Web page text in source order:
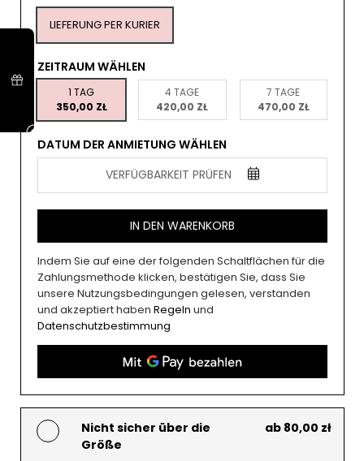
LIEFERUNG PER KURIER
ZEITRAUM WÄHLEN
1 TAG
350,00 ZŁ
4 TAGE
420,00 ZŁ
7 TAGE
470,00 ZŁ
DATUM DER ANMIETUNG WÄHLEN
VERFÜGBARKEIT PRÜFEN
IN DEN WARENKORB
Indem Sie auf eine der folgenden Schaltflächen für die
Zahlungsmethode klicken, bestätigen Sie, dass Sie
unsere Nutzungsbedingungen gelesen, verstanden
und akzeptiert haben Regeln und
Datenschutzbestimmung
Nicht sicher über die
Größe
ab 80,00 zł